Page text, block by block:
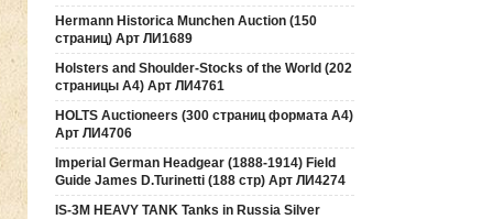
Hermann Historica Munchen Auction (150
страниц) Арт ЛИ1689
Holsters and Shoulder-Stocks of the World (202
страницы А4) Арт ЛИ4761
HOLTS Auctioneers (300 страниц формата А4)
Арт ЛИ4706
Imperial German Headgear (1888-1914) Field
Guide James D.Turinetti (188 cтр) Арт ЛИ4274
IS-3M HEAVY TANK Tanks in Russia Silver